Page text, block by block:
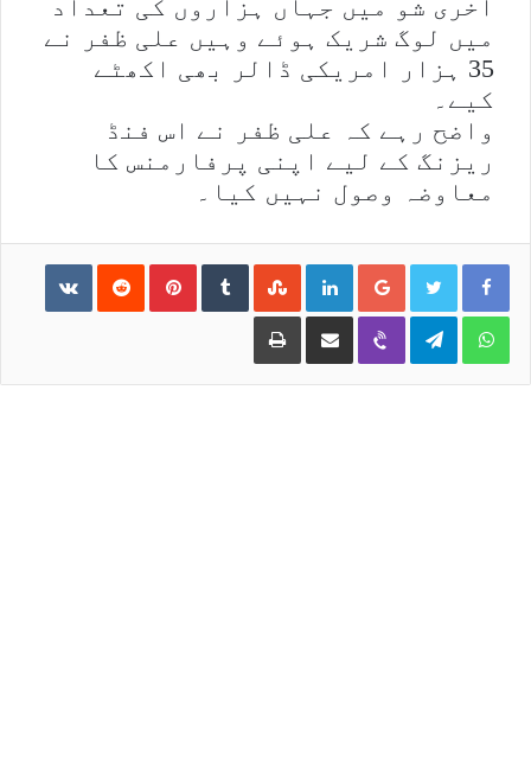
آخری شو میں جہاں ہزاروں کی تعداد
میں لوگ شریک ہوئے وہیں علی ظفر نے
35 ہزار امریکی ڈالر بھی اکھٹے
کیے۔
واضح رہے کہ علی ظفر نے اس فنڈ
ریزنگ کے لیے اپنی پرفارمنس کا
معاوضہ وصول نہیں کیا۔
Google+
LinkedIn
StumbleUpon
Tumblr
Pinterest
Reddit
WhatsApp
Telegram
Viber
Share via Email
Print